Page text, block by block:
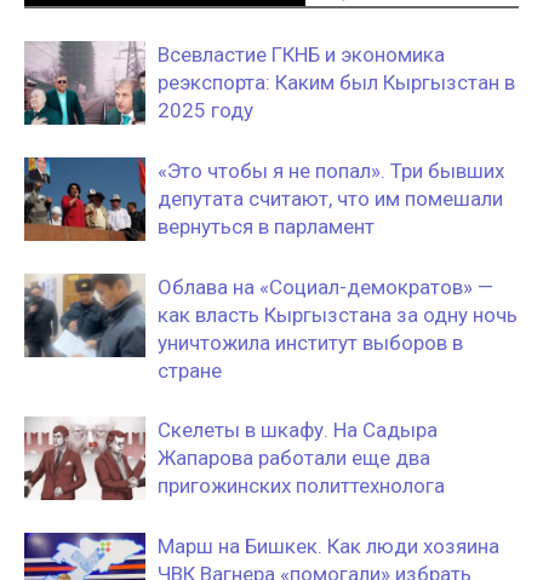
Всевластие ГКНБ и экономика
реэкспорта: Каким был Кыргызстан в
2025 году
«Это чтобы я не попал». Три бывших
депутата считают, что им помешали
вернуться в парламент
Облава на «Социал-демократов» —
как власть Кыргызстана за одну ночь
уничтожила институт выборов в
стране
Скелеты в шкафу. На Садыра
Жапарова работали еще два
пригожинских политтехнолога
Марш на Бишкек. Как люди хозяина
ЧВК Вагнера «помогали» избрать